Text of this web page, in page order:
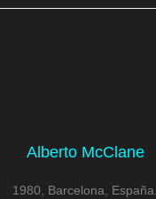
Alberto McClane
1980, Barcelona, España.